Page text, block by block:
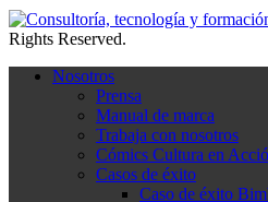
Rights Reserved.
Nosotros
Prensa
Manual de marca
Trabaja con nosotros
Cómics Cultura en
Casos de éxito
Caso de éxito